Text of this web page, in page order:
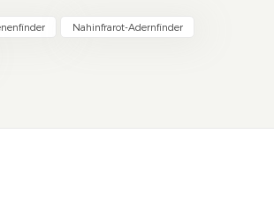
Nahinfrarot-Adernfinder